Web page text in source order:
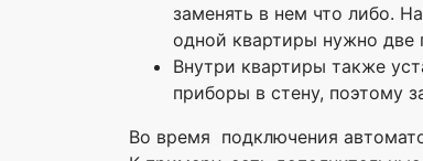
заменять в нем что либо.
одной квартиры нужно две
Внутри квартиры также
приборы в стену, поэтому
Во время подключения